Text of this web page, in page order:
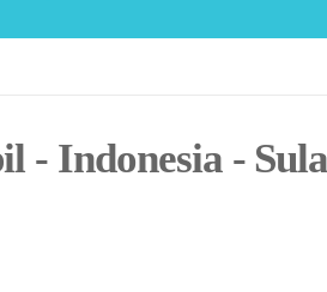
- Indonesia -